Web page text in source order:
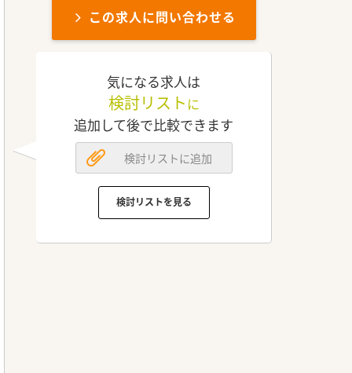
この求人に問い合わせる
気になる求人は
検討リスト に
追加して後で比較できます
検討リストに追加
検討リストを見る